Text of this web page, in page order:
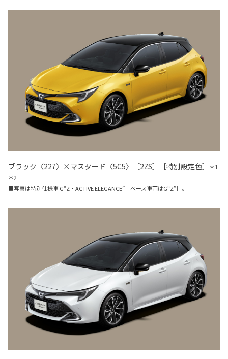
ブラック〈227〉×マスタード〈5C5〉［2ZS］［特別設定色］
＊1
＊2
■写真は特別仕様車 G“Z・ACTIVE ELEGANCE”［ベース車両はG“Z”］。